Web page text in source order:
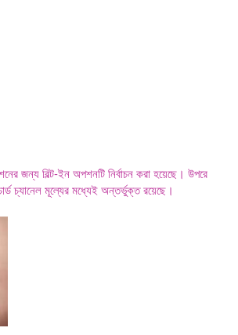
জন্য বিল্ট-ইন অপশনটি নির্বাচন করা হয়েছে। উপরে
চ্যানেল মূল্যের মধ্যেই অন্তর্ভুক্ত রয়েছে।